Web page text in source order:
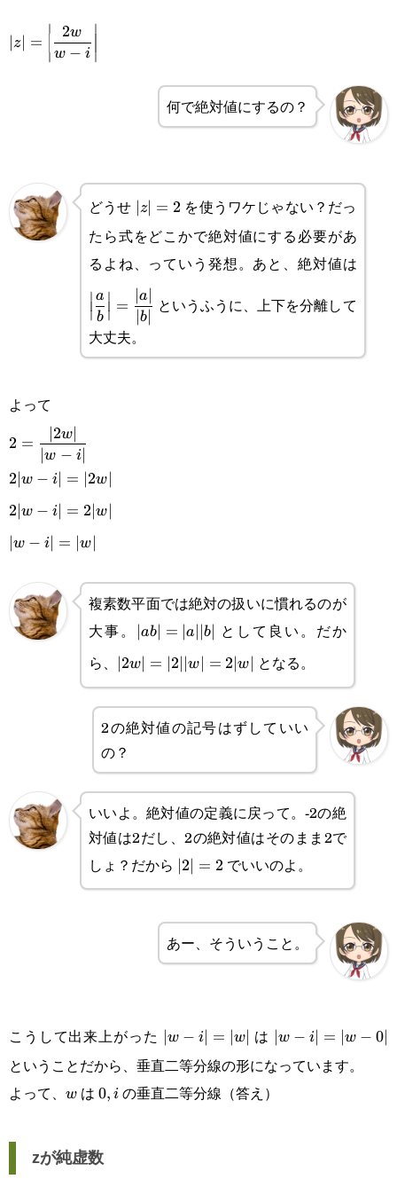
\displaystyle
|z|=\left|\frac{2w}
z∣ =
∣
∣
w − i
2w
∣
∣
何で絶対値にするの？
どうせ |z|=2
z∣ = 2 を使うワケじゃない？だっ
たら式をどこかで絶対値にする必要があ
るよね、っていう発想。あと、絶対値は
∣
∣
b
a
∣
∣ =
∣b
∣a
というふうに、上下を分離して
大丈夫。
よって
\displaystyle
2=\frac{|2w|}
i|=|2w|\\2|w-
i|=2|w|\\|w-
i|=|w|
2 =
∣w − i∣
∣2w∣
2∣ w − i = ∣2w
2∣ w − i = 2∣w
w − i = ∣w
複素数平面では絶対の扱いに慣れるのが
大事。
|ab|=|a||b|
ab∣ = ∣a ∣∣b
として良い。だか
ら、
|2w|=|2||w|=2|w|
∣2w = ∣2∣∣w = 2∣w となる。
2の絶対値の記号はずしていい
の？
いいよ。絶対値の定義に戻って。-2の絶
対値は2だし、2の絶対値はそのまま2で
しょ？だから |2|=2
∣2∣ = 2 でいいのよ。
あー、そういうこと。
こうして出来上がった
|w-
i|=|w|
w − i∣ = w は |w-
i|=|w-
w − i∣ = w − 0∣
ということだから、垂直二等分線の形になっています。
よって、 w
w は0,i
0, i の垂直二等分線（答え）
zが純虚数